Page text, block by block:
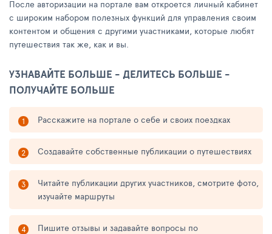
После авторизации на портале вам откроется личный кабинет
с широким набором полезных функций для управления своим
контентом и общения с другими участниками, которые любят
путешествия так же, как и вы.
УЗНАВАЙТЕ БОЛЬШЕ - ДЕЛИТЕСЬ БОЛЬШЕ -
ПОЛУЧАЙТЕ БОЛЬШЕ
Расскажите на портале о себе и своих поездках
Создавайте собственные публикации о путешествиях
Читайте публикации других участников, смотрите фото,
изучайте маршруты
Пишите отзывы и задавайте вопросы по